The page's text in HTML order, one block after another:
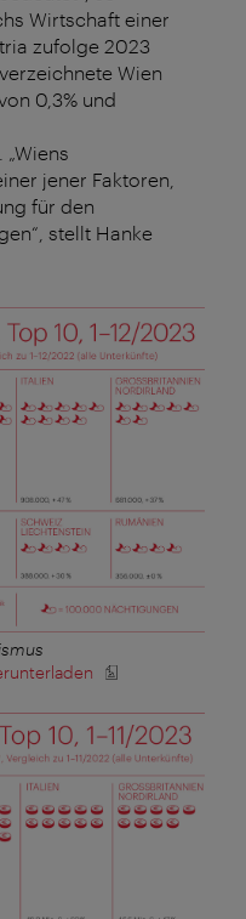
Wirtschaft einer
zufolge 2023
Wien
0,3% und
jener Faktoren,
für den
stellt Hanke